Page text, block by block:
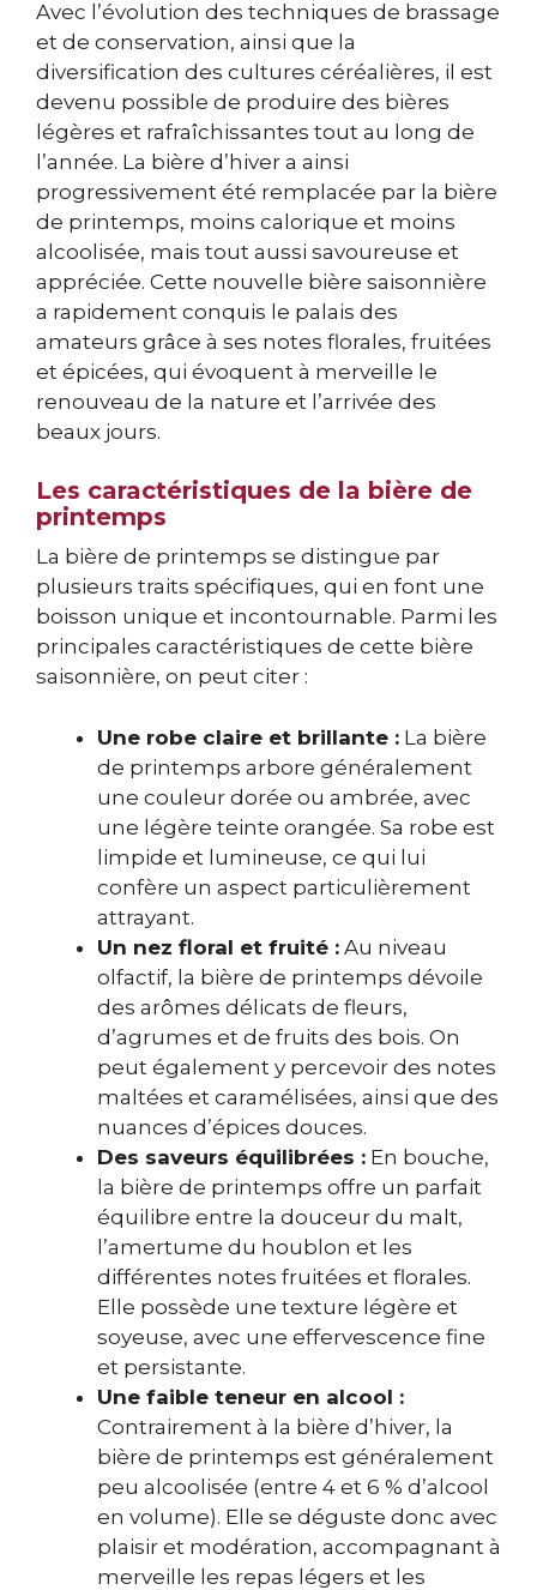
Avec l’évolution des techniques de brassage
et de conservation, ainsi que la
diversification des cultures céréalières, il est
devenu possible de produire des bières
légères et rafraîchissantes tout au long de
l’année. La bière d’hiver a ainsi
progressivement été remplacée par la bière
de printemps, moins calorique et moins
alcoolisée, mais tout aussi savoureuse et
appréciée. Cette nouvelle bière saisonnière
a rapidement conquis le palais des
amateurs grâce à ses notes florales, fruitées
et épicées, qui évoquent à merveille le
renouveau de la nature et l’arrivée des
beaux jours.
Les caractéristiques de la bière de
printemps
La bière de printemps se distingue par
plusieurs traits spécifiques, qui en font une
boisson unique et incontournable. Parmi les
principales caractéristiques de cette bière
saisonnière, on peut citer :
Une robe claire et brillante : La bière
de printemps arbore généralement
une couleur dorée ou ambrée, avec
une légère teinte orangée. Sa robe est
limpide et lumineuse, ce qui lui
confère un aspect particulièrement
attrayant.
Un nez floral et fruité : Au niveau
olfactif, la bière de printemps dévoile
des arômes délicats de fleurs,
d’agrumes et de fruits des bois. On
peut également y percevoir des notes
maltées et caramélisées, ainsi que des
nuances d’épices douces.
Des saveurs équilibrées : En bouche,
la bière de printemps offre un parfait
équilibre entre la douceur du malt,
l’amertume du houblon et les
différentes notes fruitées et florales.
Elle possède une texture légère et
soyeuse, avec une effervescence fine
et persistante.
Une faible teneur en alcool :
Contrairement à la bière d’hiver, la
bière de printemps est généralement
peu alcoolisée (entre 4 et 6 % d’alcool
en volume). Elle se déguste donc avec
plaisir et modération, accompagnant à
merveille les repas légers et les